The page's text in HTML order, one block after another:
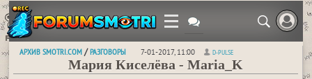
АРХИВ SMOTRI.COM /РАЗГОВОРЫ 7-01-2017, 11:00 D-PULSE
Мария Киселёва - Maria_K